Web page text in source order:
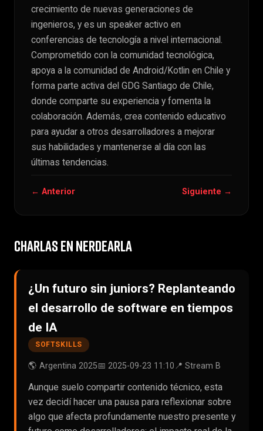
crecimiento de nuevas generaciones de
ingenieros, y es un speaker activo en
conferencias de tecnología a nivel internacional.
Comprometido con la comunidad tecnológica,
apoya a la comunidad de Android/Kotlin en Chile y
forma parte activa del GDG Santiago de Chile,
donde comparte su experiencia y fomenta la
colaboración. Además, crea contenido educativo
para ayudar a otros desarrolladores a mejorar
sus habilidades y mantenerse al día con las
últimas tendencias.
← Anterior Siguiente →
CHARLAS EN NERDEARLA
¿Un futuro sin juniors? Replanteando
el desarrollo de software en tiempos
de IA
SOFTSKILLS
🌎 Argentina 2025📅 2025-09-23 11:10📍 Stream B
Aunque suelo compartir contenido técnico, esta
vez decidí hacer una pausa para reflexionar sobre
algo que afecta profundamente nuestro presente y